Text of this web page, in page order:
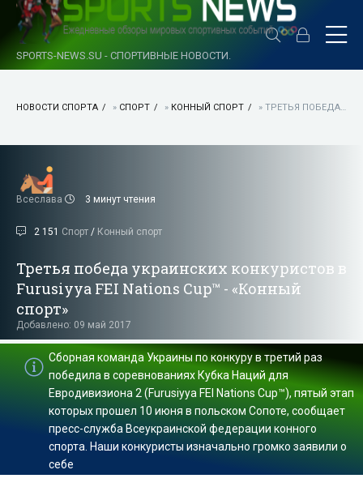
SPORTS-NEWS.SU - СПОРТИВНЫЕ НОВОСТИ.
НОВОСТИ СПОРТА » СПОРТ » КОННЫЙ СПОРТ » ТРЕТЬЯ ПОБЕДА УКРАИНСКИХ КОНКУРИСТОВ В FURUSIYYA FEI NATIONS CUP™ - «КОННЫЙ СПОРТ»
Всеслава 3 минут чтения
2 151 Спорт / Конный спорт
Третья победа украинских конкуристов в
Furusiyya FEI Nations Cup™ - «Конный
спорт»
Добавлено: 09 май 2017
Сборная команда Украины по конкуру в третий раз
победила в соревнованиях Кубка Наций для
Евродивизиона 2 (Furusiyya FEI Nations Cup™), пятый этап
которых прошел 10 июня в польском Сопоте, сообщает
пресс-служба Всеукраинской федерации конного
спорта. Наши конкуристы изначально громко заявили о
себе